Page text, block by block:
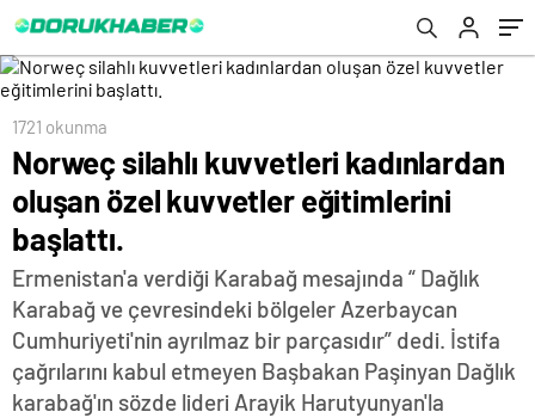
1721 okunma
Norweç silahlı kuvvetleri kadınlardan
oluşan özel kuvvetler eğitimlerini
başlattı.
Ermenistan'a verdiği Karabağ mesajında “ Dağlık
Karabağ ve çevresindeki bölgeler Azerbaycan
Cumhuriyeti'nin ayrılmaz bir parçasıdır” dedi. İstifa
çağrılarını kabul etmeyen Başbakan Paşinyan Dağlık
karabağ'ın sözde lideri Arayik Harutyunyan'la